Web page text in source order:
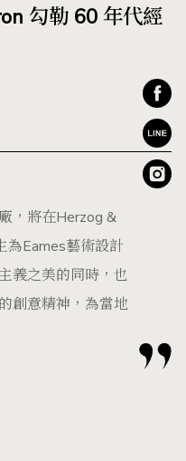
勾勒 60 年代經
，將在Herzog &
為Eames藝術設計
義之美的同時，也
創意精神，為當地